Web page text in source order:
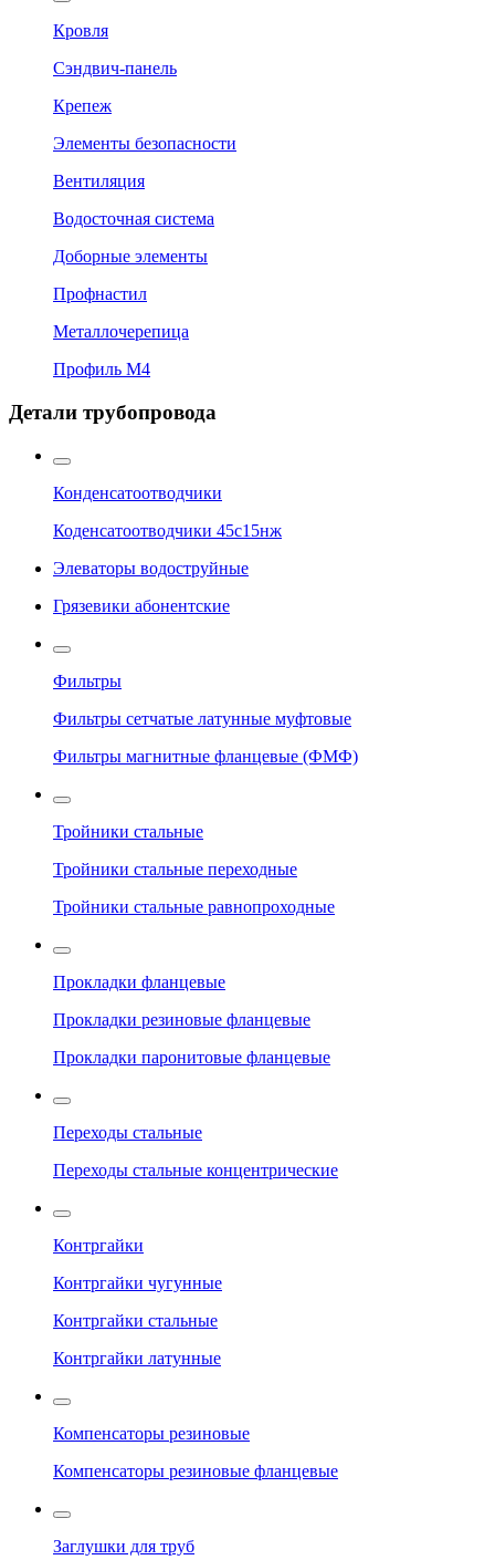
Кровля
Сэндвич-панель
Крепеж
Элементы безопасности
Вентиляция
Водосточная система
Доборные элементы
Профнастил
Металлочерепица
Профиль М4
Детали трубопровода
Конденсатоотводчики
Коденсатоотводчики 45с15нж
Элеваторы водоструйные
Грязевики абонентские
Фильтры
Фильтры сетчатые латунные муфтовые
Фильтры магнитные фланцевые (ФМФ)
Тройники стальные
Тройники стальные переходные
Тройники стальные равнопроходные
Прокладки фланцевые
Прокладки резиновые фланцевые
Прокладки паронитовые фланцевые
Переходы стальные
Переходы стальные концентрические
Контргайки
Контргайки чугунные
Контргайки стальные
Контргайки латунные
Компенсаторы резиновые
Компенсаторы резиновые фланцевые
Заглушки для труб